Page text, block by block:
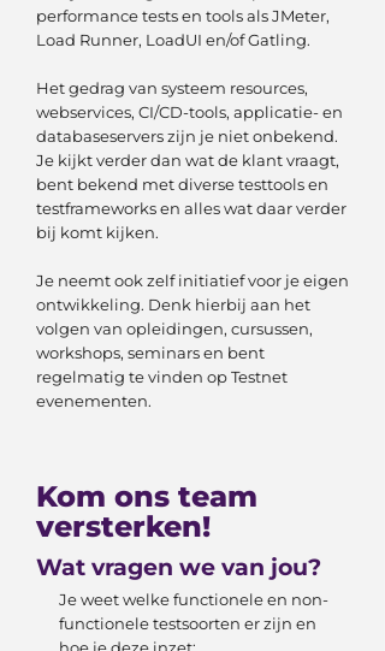
performance tests en tools als JMeter,
Load Runner, LoadUI en/of Gatling.
Het gedrag van systeem resources,
webservices, CI/CD-tools, applicatie- en
databaseservers zijn je niet onbekend.
Je kijkt verder dan wat de klant vraagt,
bent bekend met diverse testtools en
testframeworks en alles wat daar verder
bij komt kijken.
Je neemt ook zelf initiatief voor je eigen
ontwikkeling. Denk hierbij aan het
volgen van opleidingen, cursussen,
workshops, seminars en bent
regelmatig te vinden op Testnet
evenementen.
Kom ons team
versterken!
Wat vragen we van jou?
Je weet welke functionele en non-
functionele testsoorten er zijn en